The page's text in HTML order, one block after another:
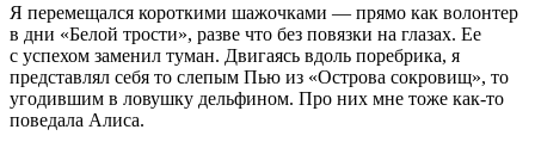
Я перемещался короткими шажочками — прямо как волонтер
в дни «Белой трости», разве что без повязки на глазах. Ее
с успехом заменил туман. Двигаясь вдоль поребрика, я
представлял себя то слепым Пью из «Острова сокровищ», то
угодившим в ловушку дельфином. Про них мне тоже как-то
поведала Алиса.